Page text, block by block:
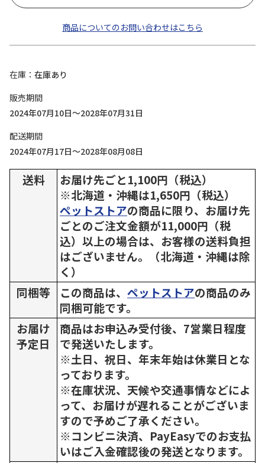
商品についてのお問い合わせはこちら
在庫
在庫あり
販売期間
2024年07月10日～2028年07月31日
配送期間
2024年07月17日～2028年08月08日
送料
お届け先ごと1,100円（税込）
※北海道・沖縄は1,650円（税込）
ペットストアの商品に限り、お届け先
ごとのご注文金額が11,000円（税
込）以上の場合は、お客様の送料負担
はございません。（北海道・沖縄は除
く）
同梱等
この商品は、 ペットストアの商品のみ
同梱可能です。
お届け
予定日
商品はお申込み受付後、7営業日程度
で発送いたします。
※土日、祝日、年末年始は休業日とな
っております。
※在庫状況、天候や交通事情などによ
って、お届けが遅れることがございま
すので予めご了承ください。
※コンビニ決済、PayEasyでのお支払
いはご入金確認後の発送となります。